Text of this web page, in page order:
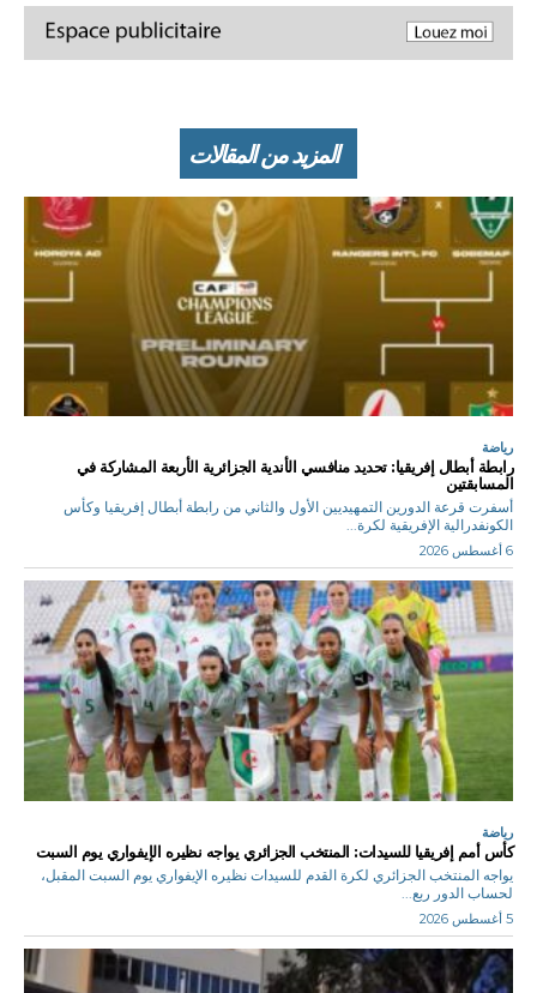
المزيد من المقالات
رياضة
رابطة أبطال إفريقيا: تحديد منافسي الأندية الجزائرية الأربعة المشاركة في
المسابقتين
أسفرت قرعة الدورين التمهيديين الأول والثاني من رابطة أبطال إفريقيا وكأس
الكونفدرالية الإفريقية لكرة...
6 أغسطس 2026
رياضة
كأس أمم إفريقيا للسيدات: المنتخب الجزائري يواجه نظيره الإيفواري يوم السبت
يواجه المنتخب الجزائري لكرة القدم للسيدات نظيره الإيفواري يوم السبت المقبل،
لحساب الدور ربع...
5 أغسطس 2026